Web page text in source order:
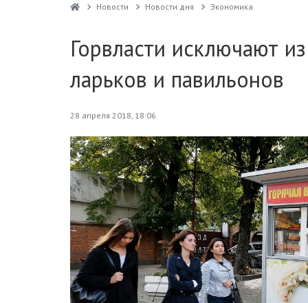
Новости Новости дня Экономика
Горвласти исключают
ларьков и павильонов
28 апреля 2018, 18:06